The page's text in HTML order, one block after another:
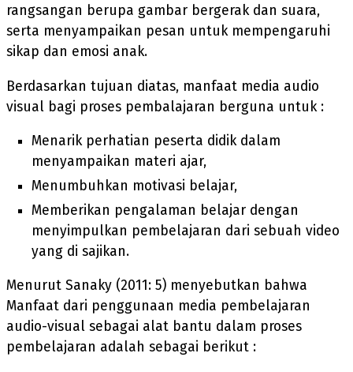
rangsangan berupa gambar bergerak dan suara,
serta menyampaikan pesan untuk mempengaruhi
sikap dan emosi anak.
Berdasarkan tujuan diatas, manfaat media audio
visual bagi proses pembalajaran berguna untuk :
Menarik perhatian peserta didik dalam
menyampaikan materi ajar,
Menumbuhkan motivasi belajar,
Memberikan pengalaman belajar dengan
menyimpulkan pembelajaran dari sebuah video
yang di sajikan.
Menurut Sanaky (2011: 5) menyebutkan bahwa
Manfaat dari penggunaan media pembelajaran
audio-visual sebagai alat bantu dalam proses
pembelajaran adalah sebagai berikut :